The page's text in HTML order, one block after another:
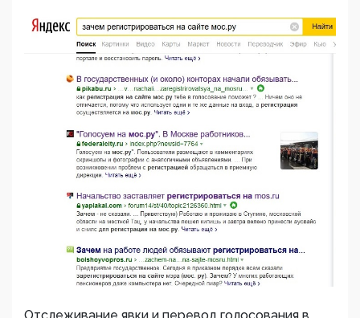
Отслеживание явки и перевод голосования в